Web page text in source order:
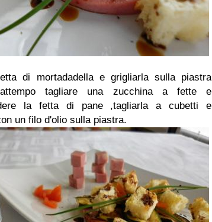
di mortadadella e grigliarla sulla piastra
tagliare una zucchina a fette e
la fetta di pane ,tagliarla a cubetti e
un filo d'olio sulla piastra.